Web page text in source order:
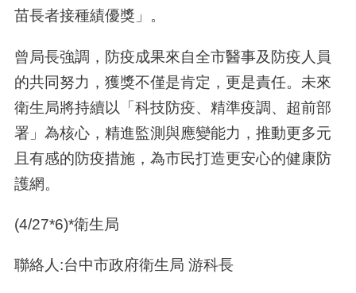
苗長者接種績優獎」。
曾局長強調，防疫成果來自全市醫事及防疫人員
的共同努力，獲獎不僅是肯定，更是責任。未來
衛生局將持續以「科技防疫、精準疫調、超前部
署」為核心，精進監測與應變能力，推動更多元
且有感的防疫措施，為市民打造更安心的健康防
護網。
(4/27*6)*衛生局
聯絡人:台中市政府衛生局 游科長